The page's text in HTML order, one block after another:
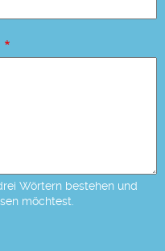
Wörtern bestehen und
möchtest.